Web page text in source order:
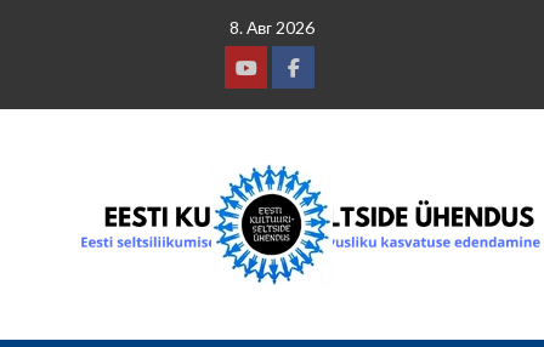
8. Авг 2026
YoutubeFacebook